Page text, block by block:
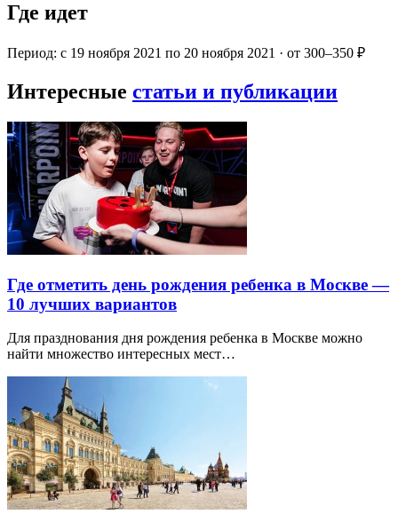
Где идет
Период: с 19 ноября 2021 по 20 ноября 2021 · от 300–350 ₽
Интересные статьи и публикации
Где отметить день рождения ребенка в Москве —
10 лучших вариантов
Для празднования дня рождения ребенка в Москве можно
найти множество интересных мест…